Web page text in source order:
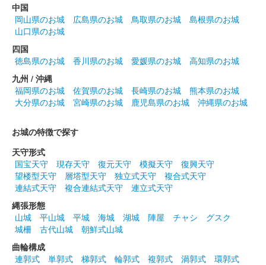
販売終了
緑色の和紙に朱色の染料にて手書きでデザインされている御城
印。家紋は銀色で押印されている。
上田城 御城印 令和六年春版
販売終了
上田城 御城印
販売終了
ピンク色の和紙に朱色の染料にて手書きにてデザインされている
御城印。家紋は金色で押印されている。
上田城 御城印
中国
岡山県のお城
広島県のお城 鳥取県のお城
島根県のお城
山口県のお城
四国
徳島県のお城
香川県のお城 愛媛県のお城
高知県のお城
九州 / 沖縄
福岡県のお城
佐賀県のお城 長崎県のお城
熊本県のお城
大分県のお城
宮崎県のお城 鹿児島県のお城 沖縄県のお城
お城の特徴で探す
天守形式
国宝天守
現存天守 復元天守 模擬天守
復興天守
望楼型天守
層塔型天守 独立式天守
複合式天守
連結式天守
複合連結式天守
連立式天守
縄張形態
山城
平山城 平城 海城 湖城 陣屋 チャシ
グスク
城柵
古代山城
朝鮮式山城
曲輪構成
連郭式
単郭式 梯郭式 輪郭式 複郭式 渦郭式
環郭式